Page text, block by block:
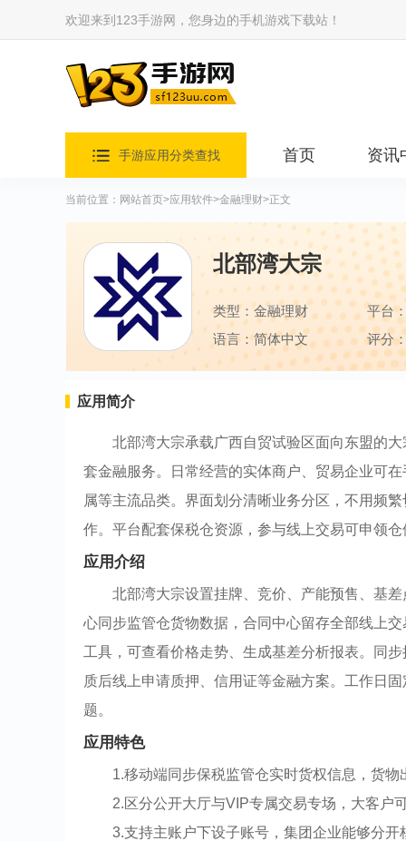
欢迎来到123手游网，您身边的手机游戏下载站！
手游应用分类查找 首页 资讯
当前位置： 网站首页>应用软件>金融理财>正文
北部湾大宗
类型：金融理财
平台
语言：简体中文
评分
应用简介
北部湾大宗承载广西自贸试验区面向东盟的
套金融服务。日常经营的实体商户、贸易企业可
属等主流品类。界面划分清晰业务分区，不用频
作。平台配套保税仓资源，参与线上交易可申领
应用介绍
北部湾大宗设置挂牌、竞价、产能预售、基
心同步监管仓货物数据，合同中心留存全部线上
工具，可查看价格走势、生成基差分析报表。同
质后线上申请质押、信用证等金融方案。工作日
题。
应用特色
1.移动端同步保税监管仓实时货权信息，货
2.区分公开大厅与VIP专属交易专场，大客户
3.支持主账户下设子账号，集团企业能够分